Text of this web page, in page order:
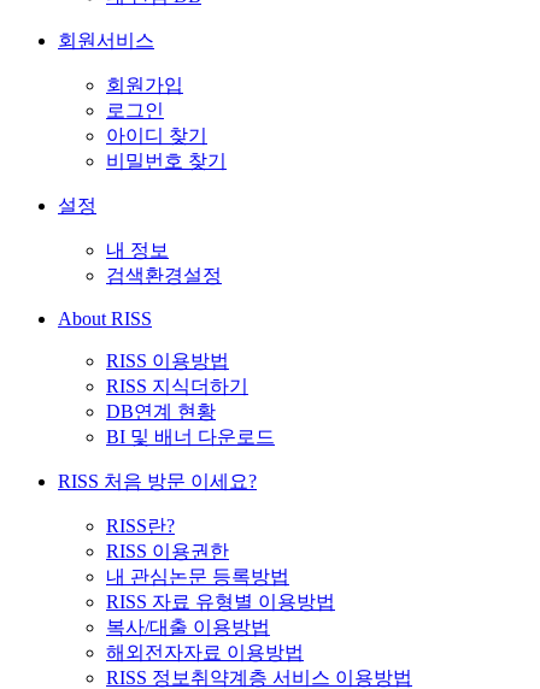
회원서비스
회원가입
로그인
아이디 찾기
비밀번호 찾기
설정
내 정보
검색환경설정
About RISS
RISS 이용방법
RISS 지식더하기
DB연계 현황
BI 및 배너 다운로드
RISS 처음 방문 이세요?
RISS란?
RISS 이용권한
내 관심논문 등록방법
RISS 자료 유형별 이용방법
복사/대출 이용방법
해외전자자료 이용방법
RISS 정보취약계층 서비스 이용방법